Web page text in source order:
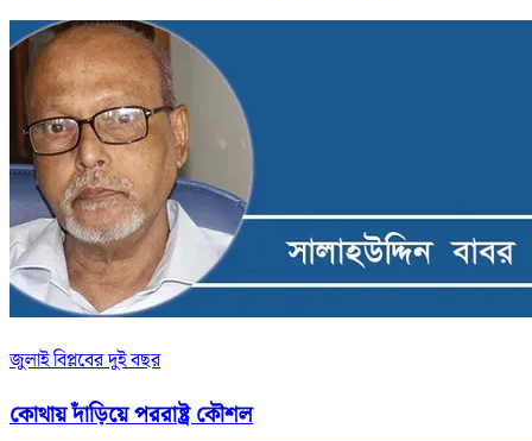
জুলাই বিপ্লবের দুই বছর
কোথায় দাঁড়িয়ে পররাষ্ট্র কৌশল